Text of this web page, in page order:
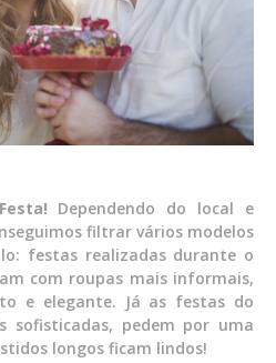
Dependendo do local e
filtrar vários modelos
festas realizadas durante o
com roupas mais informais,
e elegante. Já as festas do
sofisticadas, pedem por uma
longos ficam lindos!